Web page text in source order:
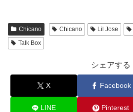
Chicano Chicano Lil Jose
Talk Box
シェアする
X Facebook
LINE Pinterest